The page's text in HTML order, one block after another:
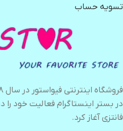
تسویه حساب
در بستر اینستاگرام فعالیت خود را
فانتزی آغاز کرد.